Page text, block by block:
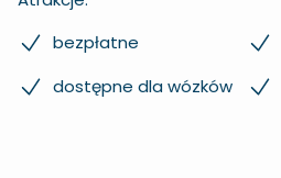
bezpłatne
dostępne dla wózków